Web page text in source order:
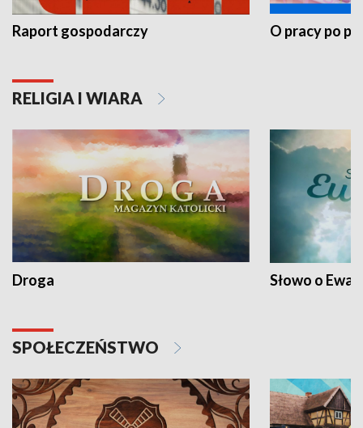
Raport gospodarczy O pracy po
RELIGIA I WIARA
Droga Słowo o
SPOŁECZEŃSTWO